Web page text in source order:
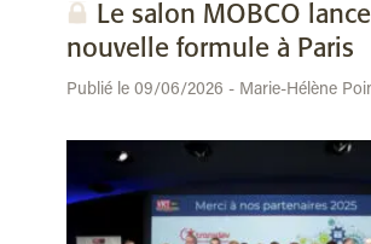
Le salon MOBCO
nouvelle formule à Paris
Publié le 09/06/2026 - Marie-Hélène